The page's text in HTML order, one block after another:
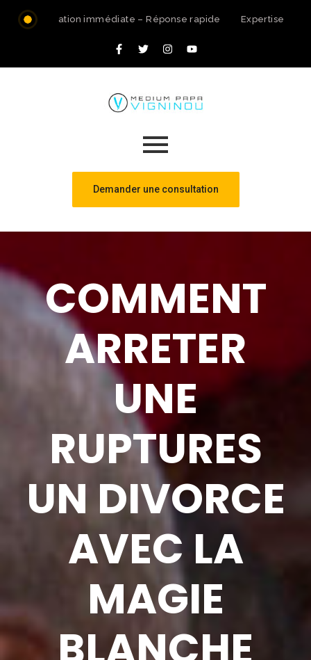
Consultation immédiate – Réponse rapide Expertise
Demander une consultation
COMMENT
ARRETER
UNE
RUPTURES
UN DIVORCE
AVEC LA
MAGIE